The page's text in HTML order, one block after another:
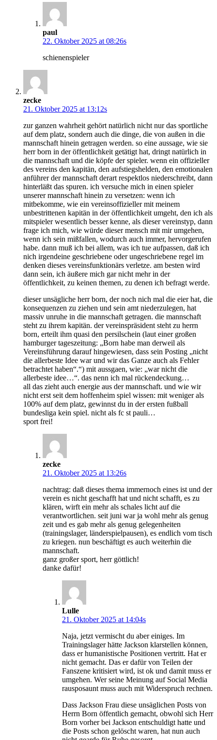
paul
22. Oktober 2025 at 08:26s
schienenspieler
zecke
21. Oktober 2025 at 13:12s
zur ganzen wahrheit gehört natürlich nicht nur das sportliche
auf dem platz, sondern auch die dinge, die von außen in die
mannschaft hinein getragen werden. so eine aussage, wie sie
herr born in der öffentlichkeit getätigt hat, dringt natürlich in
die mannschaft und die köpfe der spieler. wenn ein offizieller
des vereins den kapitän, den aufstiegshelden, den emotionalen
anführer der mannschaft derart respektlos niederschreibt, dann
hinterläßt das spuren. ich versuche mich in einen spieler
unserer mannschaft hinein zu versetzen: wenn ich
mitbekomme, wie ein vereinsoffizieller mit meinem
unbestrittenen kapitän in der öffentlichkeit umgeht, den ich als
mitspieler wesentlich besser kenne, als dieser vereinstyp, dann
frage ich mich, wie würde dieser mensch mit mir umgehen,
wenn ich sein mißfallen, wodurch auch immer, hervorgerufen
habe. dann muß ich bei allem, was ich tue aufpassen, daß ich
nich irgendeine geschriebene oder ungeschriebene regel im
denken dieses vereinsfunktionärs verletze. am besten wird
dann sein, ich äußere mich gar nicht mehr in der
öffentlichkeit, zu keinen themen, zu denen ich befragt werde.
dieser unsägliche herr born, der noch nich mal die eier hat, die
konsequenzen zu ziehen und sein amt niederzulegen, hat
massiv unruhe in die mannschaft getragen. die mannschaft
steht zu ihrem kapitän. der vereinspräsident steht zu herrn
born, erteilt ihm quasi den persilschein (laut einer großen
hamburger tageszeitung: „Born habe man derweil als
Vereinsführung darauf hingewiesen, dass sein Posting „nicht
die allerbeste Idee war und wir das Ganze auch als Fehler
betrachtet haben“.“) mit aussgaen, wie: „war nicht die
allerbeste idee…“. das nenn ich mal rückendeckung…
all das zieht auch energie aus der mannschaft. und wie wir
nicht erst seit dem hoffenheim spiel wissen: mit weniger als
100% auf dem platz, gewinnst du in der ersten fußball
bundesliga kein spiel. nicht als fc st pauli…
sport frei!
zecke
21. Oktober 2025 at 13:26s
nachtrag: daß dieses thema immernoch eines ist und der
verein es nicht geschafft hat und nicht schafft, es zu
klären, wirft ein mehr als schales licht auf die
verantwortlichen. seit juni war ja wohl mehr als genug
zeit und es gab mehr als genug gelegenheiten
(trainingslager, länderspielpausen), es endlich vom tisch
zu kriegen. nun beschäftigt es auch weiterhin die
mannschaft.
ganz großer sport, herr göttlich!
danke dafür!
Lulle
21. Oktober 2025 at 14:04s
Naja, jetzt vermischt du aber einiges. Im
Trainingslager hätte Jackson klarstellen können,
dass er humanistische Positionen vertritt. Hat er
nicht gemacht. Das er dafür von Teilen der
Fanszene kritisiert wird, ist ok und damit muss er
umgehen. Wer seine Meinung auf Social Media
rausposaunt muss auch mit Widerspruch rechnen.
Dass Jackson Frau diese unsäglichen Posts von
Herrn Born öffentlich gemacht, obwohl sich Herr
Born vorher bei Jackson entschuldigt hatte und
die Posts schon gelöscht waren, hat nun auch